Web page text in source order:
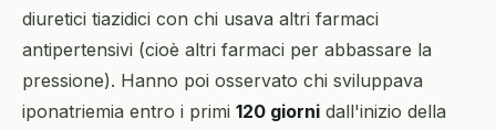
diuretici tiazidici con chi usava altri farmaci
antipertensivi (cioè altri farmaci per abbassare la
pressione). Hanno poi osservato chi sviluppava
iponatriemia entro i primi 120 giorni dall'inizio della